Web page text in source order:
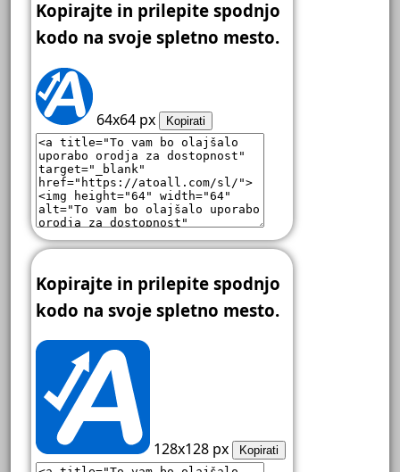
Kopirajte in prilepite spodnjo
kodo na svoje spletno mesto.
64x64 px Kopirati
Kopirajte in prilepite spodnjo
kodo na svoje spletno mesto.
128x128 px Kopirati